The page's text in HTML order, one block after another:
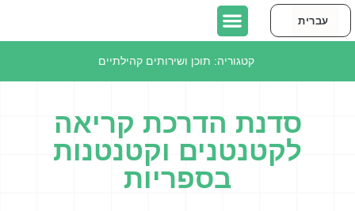
עברית
English
קטגוריה: תוכן ושירותים קהילתיים
סדנת הדרכת קריאה
לקטנטנים וקטנטנות
בספריות